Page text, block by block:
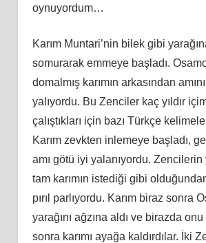
oynuyordum…
Karım Muntari’nin bilek gibi
somurarak emmeye başladı.
domalmış karımın arkasından
yalıyordu. Bu Zenciler kaç yıldır
çalıştıkları için bazı Türkçe
Karım zevkten inlemeye başladı,
amı götü iyi yalanıyordu. Zencilerin
tam karımın istediği gibi
pırıl parlıyordu. Karım biraz sonra
yarağını ağzına aldı ve birazda
sonra karımı ayağa kaldırdılar. İki